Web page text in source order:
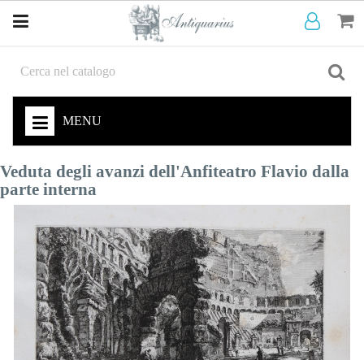
MENU
Veduta degli avanzi dell'Anfiteatro Flavio dalla
parte interna